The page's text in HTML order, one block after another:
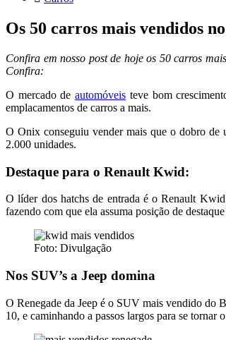
Os 50 carros mais vendidos
Confira em nosso post de hoje os 50 carros
Confira:
O mercado deautomóveis teve bom
emplacamentos de carros a mais.
O Onix conseguiu vender mais que o dobro de
2.000 unidades.
Destaque para o Renault Kwid:
O líder dos hatchs de entrada é o Renault
fazendo com que ela assuma posição de
Foto: Divulgação
Nos SUV’s a Jeep domina
O Renegade da Jeep é o SUV mais vendido do
10, e caminhando a passos largos para se